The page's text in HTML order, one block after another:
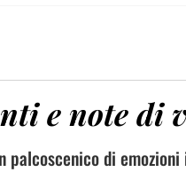
e note di
di